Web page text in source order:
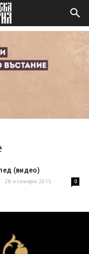
(видео)
- 28 ноември 2015 0